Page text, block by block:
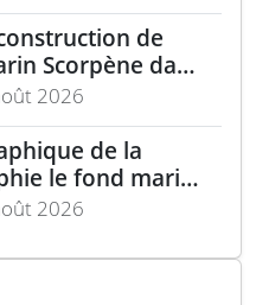
de
Scorpène dans
SRI
2026
de la
le fond marin
2026